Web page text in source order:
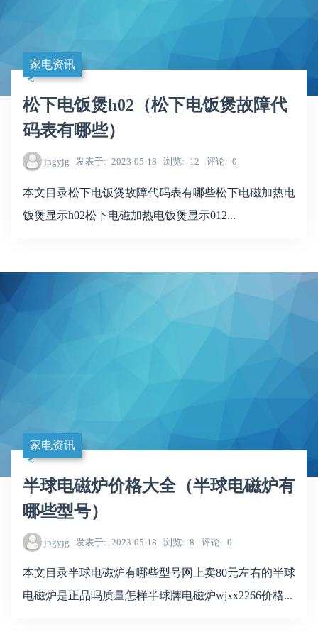
家电资讯
松下电饭煲h02（松下电饭煲故障代
码表有哪些）
jngyjg 发表于 2023-05-18 浏览 12 评论 0
本文目录松下电饭煲故障代码表有哪些松下电磁加热电
饭煲显示h02松下电磁加热电饭煲显示012...
家电资讯
半球电磁炉价格大全（半球电磁炉有
哪些型号）
jngyjg 发表于 2023-05-18 浏览 8 评论 0
本文目录半球电磁炉有哪些型号网上卖80元左右的半球
电磁炉是正品吗质量怎样半球牌电磁炉wjxx2266价格...